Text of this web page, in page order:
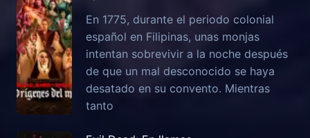
En 1775, durante el periodo colonial
español en Filipinas, unas monjas
intentan sobrevivir a la noche después
de que un mal desconocido se haya
desatado en su convento. Mientras
tanto